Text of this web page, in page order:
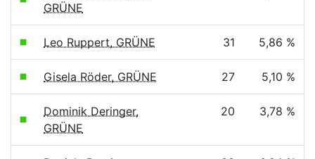
GRÜNE
Leo Ruppert, GRÜNE 31 5,86 %
Gisela Röder, GRÜNE 27 5,10 %
Dominik Deringer,
GRÜNE
20 3,78 %